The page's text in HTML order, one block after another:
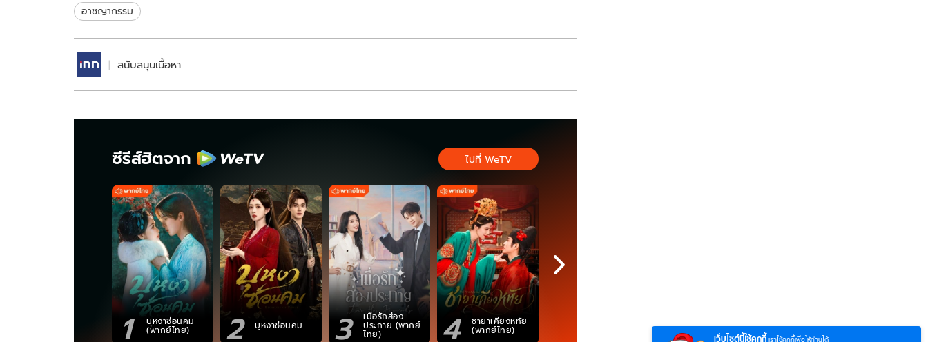
ปลอดภัย
อาชญากรรม
สนับสนุนเนื้อหา
ซีรีส์ฮิตจาก
1 บุหงาซ่อนคม
(พากย์ไทย) 2 บุหงาซ่อนคม 3 เมื่อรักส่อง
ประกาย (พากย์
ไทย) 4 ชายาเคียงหทัย
(พากย์ไทย) 5 6 พบเธอ (พากย์
ไทย) 7 (Uncut Ver.) 8 (พาก
ไปที่ WeTV
เว็บไซต์นี้ใช้คุกกี้ เราใช้คุกกี้เพื่อให้ท่านได้